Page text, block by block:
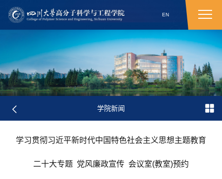
EN
学院新闻
学习贯彻习近平新时代中国特色社会主义思想主题教育
二十大专题 党风廉政宣传 会议室(教室)预约